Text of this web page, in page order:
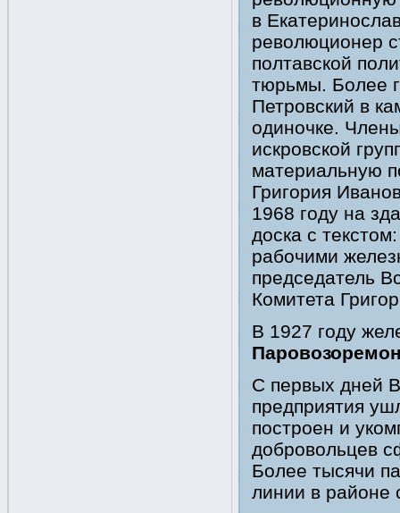
в
революционер
полтавской
тюрьмы. Более
Петровский в
одиночке.
искровской
материальную
Григория
1968 году на
доска с
рабочими
председатель
Комитета
В 1927 году
С первых дней
предприятия
построен и
добровольцев
Более тысячи
линии в районе